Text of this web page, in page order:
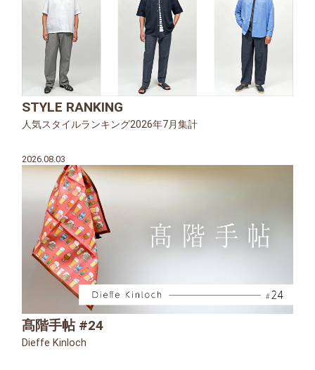
STYLE RANKING
人気スタイルランキング2026年7月集計
2026.08.03
髙階手帖 #24
Dieffe Kinloch